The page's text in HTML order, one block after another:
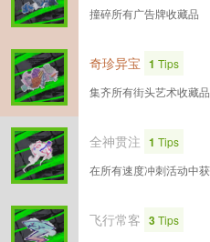
撞碎所有广告牌收藏品
奇珍异宝 1 Tips
集齐所有街头艺术收藏品
全神贯注 1 Tips
在所有速度冲刺活动中
飞行常客 3Tips